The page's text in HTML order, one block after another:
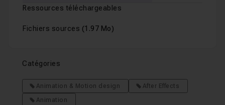
Ressources téléchargeables
Fichiers sources (1.97 Mo)
Catégories
Animation & Motion design
After Effects
Animation